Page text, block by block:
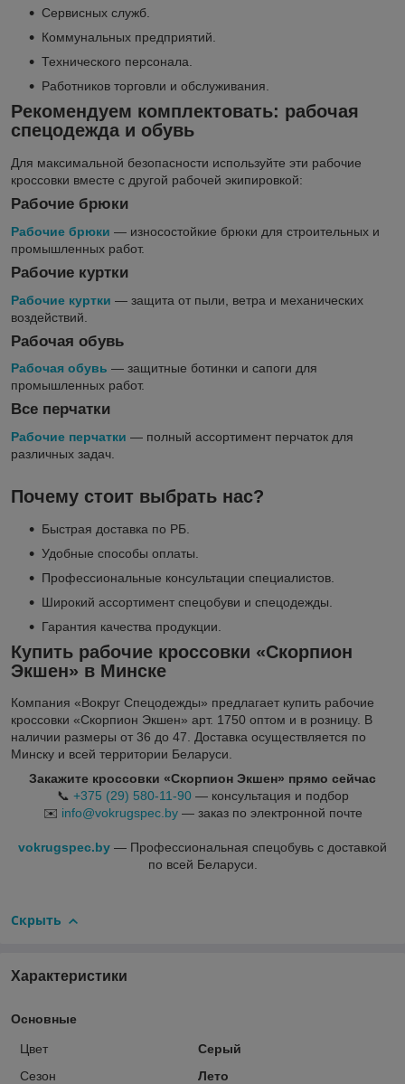
Сервисных служб.
Коммунальных предприятий.
Технического персонала.
Работников торговли и обслуживания.
Рекомендуем комплектовать: рабочая
спецодежда и обувь
Для максимальной безопасности используйте эти рабочие
кроссовки вместе с другой рабочей экипировкой:
Рабочие брюки
Рабочие брюки — износостойкие брюки для строительных и
промышленных работ.
Рабочие куртки
Рабочие куртки — защита от пыли, ветра и механических
воздействий.
Рабочая обувь
Рабочая обувь — защитные ботинки и сапоги для
промышленных работ.
Все перчатки
Рабочие перчатки — полный ассортимент перчаток для
различных задач.
Почему стоит выбрать нас?
Быстрая доставка по РБ.
Удобные способы оплаты.
Профессиональные консультации специалистов.
Широкий ассортимент спецобуви и спецодежды.
Гарантия качества продукции.
Купить рабочие кроссовки «Скорпион
Экшен» в Минске
Компания «Вокруг Спецодежды» предлагает купить рабочие
кроссовки «Скорпион Экшен» арт. 1750 оптом и в розницу. В
наличии размеры от 36 до 47. Доставка осуществляется по
Минску и всей территории Беларуси.
Закажите кроссовки «Скорпион Экшен» прямо сейчас
📞 +375 (29) 580-11-90— консультация и подбор
✉️ info@vokrugspec.by— заказ по электронной почте
vokrugspec.by — Профессиональная спецобувь с доставкой
по всей Беларуси.
Скрыть
Характеристики
Основные
Цвет
Серый
Сезон
Лето